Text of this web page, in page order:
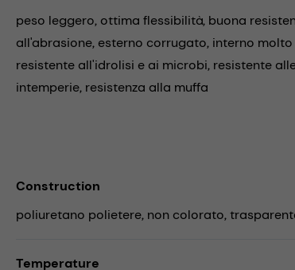
peso leggero, ottima flessibilità, buona
all'abrasione, esterno corrugato, interno
resistente all'idrolisi e ai microbi, resistente
intemperie, resistenza alla muffa
Construction
poliuretano polietere, non colorato,
Temperature